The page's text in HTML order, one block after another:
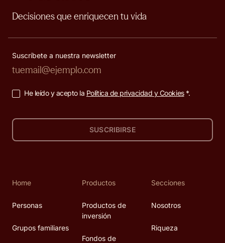
Decisiones que enriquecen tu vida
Suscríbete a nuestra newsletter
He leído y acepto la Política de privacidad y Cookies*.
SUSCRIBIRSE
Home
Personas
Grupos familiares
Productos
Productos de
inversión
Fondos de
Secciones
Nosotros
Riqueza